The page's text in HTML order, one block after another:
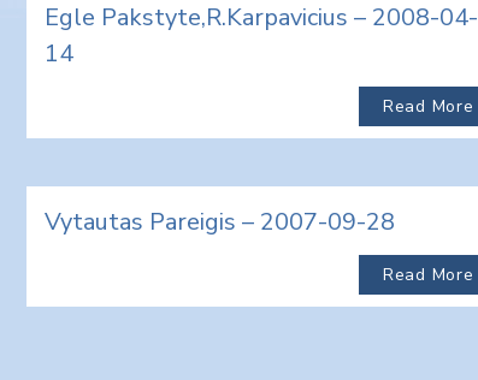
Egle Pakstyte,R.Karpavicius – 2008-04-
14
Read More
Vytautas Pareigis – 2007-09-28
Read More